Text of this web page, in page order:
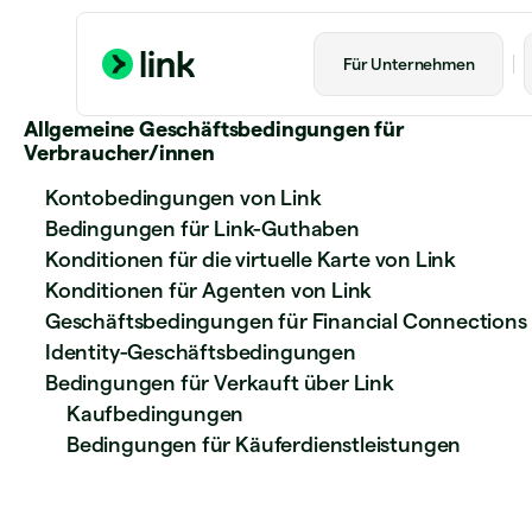
Für Unternehmen
Allgemeine Geschäftsbedingungen für
Verbraucher/innen
Kontobedingungen von Link
Bedingungen für Link-Guthaben
Konditionen für die virtuelle Karte von Link
Konditionen für Agenten von Link
Geschäftsbedingungen für Financial Connections
Identity-Geschäftsbedingungen
Bedingungen für Verkauft über Link
Kaufbedingungen
Bedingungen für Käuferdienstleistungen